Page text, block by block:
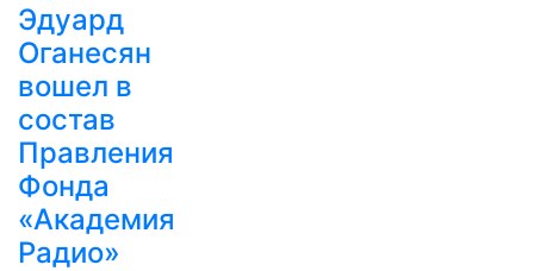
Эдуард
Оганесян
вошел в
состав
Правления
Фонда
«Академия
Радио»